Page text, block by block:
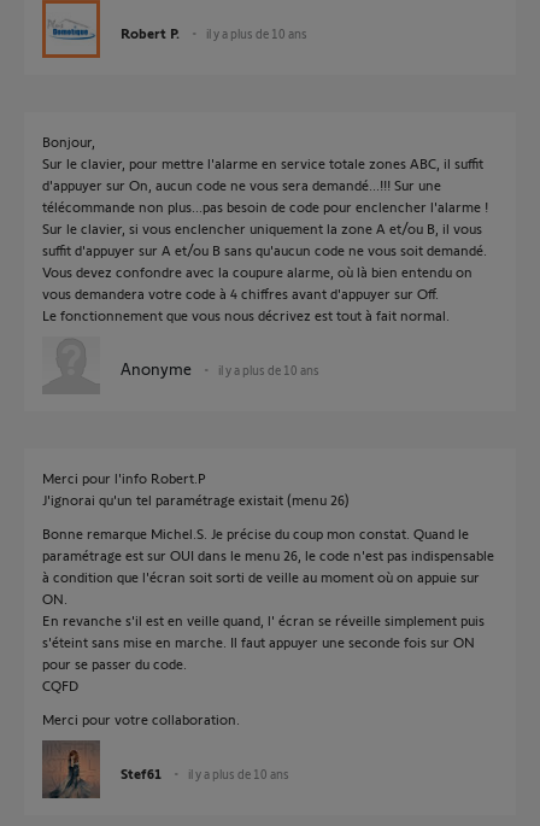
Robert P. il y a plus de 10 ans
Bonjour,
Sur le clavier, pour mettre l'alarme en service totale zones ABC, il suffit
d'appuyer sur On, aucun code ne vous sera demandé...!!! Sur une
télécommande non plus...pas besoin de code pour enclencher l'alarme !
Sur le clavier, si vous enclencher uniquement la zone A et/ou B, il vous
suffit d'appuyer sur A et/ou B sans qu'aucun code ne vous soit demandé.
Vous devez confondre avec la coupure alarme, où là bien entendu on
vous demandera votre code à 4 chiffres avant d'appuyer sur Off.
Le fonctionnement que vous nous décrivez est tout à fait normal.
Anonyme il y a plus de 10 ans
Merci pour l'info Robert.P
J'ignorai qu'un tel paramétrage existait (menu 26)
Bonne remarque Michel.S. Je précise du coup mon constat. Quand le
paramétrage est sur OUI dans le menu 26, le code n'est pas indispensable
à condition que l'écran soit sorti de veille au moment où on appuie sur
ON.
En revanche s'il est en veille quand, l' écran se réveille simplement puis
s'éteint sans mise en marche. Il faut appuyer une seconde fois sur ON
pour se passer du code.
CQFD
Merci pour votre collaboration.
Stef61 il y a plus de 10 ans